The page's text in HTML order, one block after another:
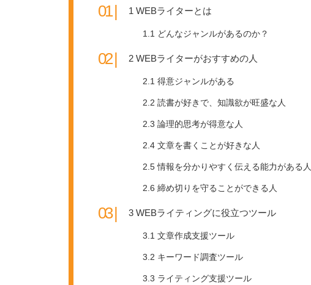
1 WEBライターとは
1.1 どんなジャンルがあるのか？
2 WEBライターがおすすめの人
2.1 得意ジャンルがある
2.2 読書が好きで、知識欲が旺盛な人
2.3 論理的思考が得意な人
2.4文章を書くことが好きな人
2.5情報を分かりやすく伝える能力がある人
2.6 締め切りを守ることができる人
3 WEBライティングに役立つツール
3.1 文章作成支援ツール
3.2 キーワード調査ツール
3.3 ライティング支援ツール